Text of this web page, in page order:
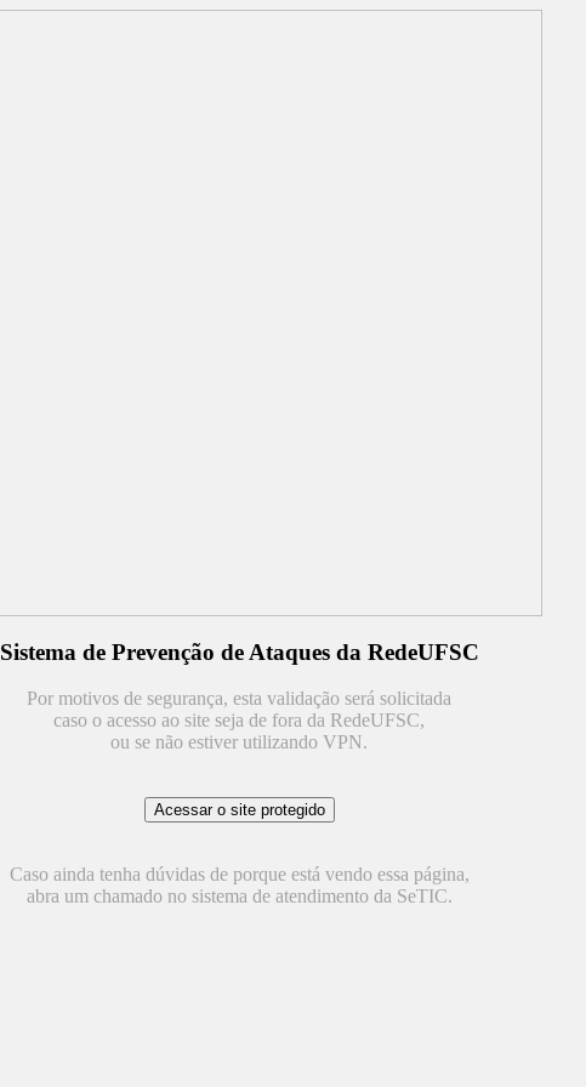
Sistema de Prevenção de Ataques da RedeUFSC
Por motivos de segurança, esta validação será solicitada
caso o acesso ao site seja de fora da RedeUFSC,
ou se não estiver utilizando VPN.
Caso ainda tenha dúvidas de porque está vendo essa página,
abra um chamado no sistema de atendimento da SeTIC.